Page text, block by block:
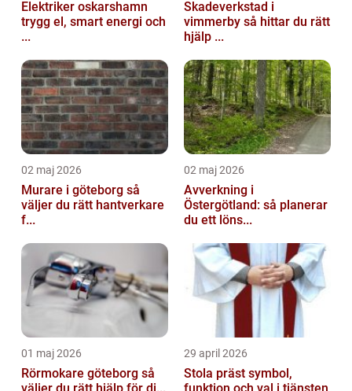
Elektriker oskarshamn
trygg el, smart energi och
...
Skadeverkstad i
vimmerby så hittar du rätt
hjälp ...
02 maj 2026
Murare i göteborg så
väljer du rätt hantverkare
f...
02 maj 2026
Avverkning i
Östergötland: så planerar
du ett löns...
01 maj 2026
Rörmokare göteborg så
29 april 2026
Stola präst symbol,